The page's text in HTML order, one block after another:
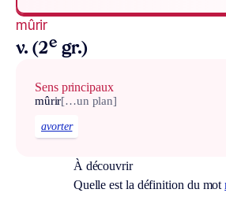
mûrir
v. (2e gr.)
Sens principaux
mûrir[…un plan]
avorter
À découvrir
Quelle est la définition du mot